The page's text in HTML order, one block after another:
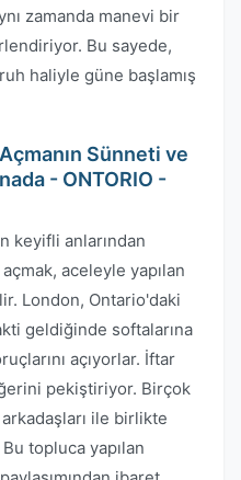
zamanda manevi bir
Bu sayede,
haliyle güne başlamış
Sünneti ve
- ONTORIO -
keyifli anlarından
aceleyle yapılan
London, Ontario'daki
geldiğinde softalarına
açıyorlar. İftar
pekiştiriyor. Birçok
ile birlikte
topluca yapılan